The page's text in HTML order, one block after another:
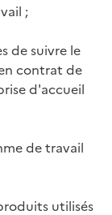
;
de suivre le
contrat de
d'accueil
de travail
utilisés